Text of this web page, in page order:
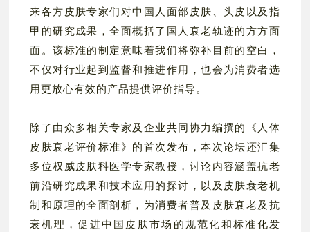
来各方皮肤专家们对中国人面部皮肤、头皮以及指
甲的研究成果，全面概括了国人衰老轨迹的方方面
面。该标准的制定意味着我们将弥补目前的空白，
不仅对行业起到监督和推进作用，也会为消费者选
用更放心有效的产品提供评价指导。
除了由众多相关专家及企业共同协力编撰的《人体
皮肤衰老评价标准》的首次发布，本次论坛还汇集
多位权威皮肤科医学专家教授，讨论内容涵盖抗老
前沿研究成果和技术应用的探讨，以及皮肤衰老机
制和原理的全面剖析，为消费者普及皮肤衰老及抗
衰机理，促进中国皮肤市场的规范化和标准化发